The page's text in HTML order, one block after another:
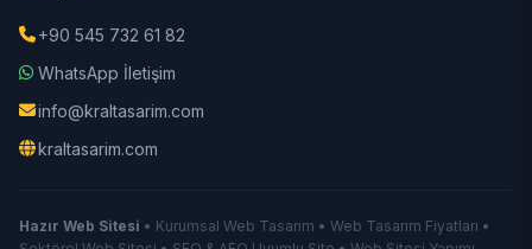
+90 545 732 61 82
WhatsApp İletişim
info@kraltasarim.com
kraltasarim.com
Hazır Web Sitesi • Kurumsal Web Tasarım • Web Tasarım Fiyatları •